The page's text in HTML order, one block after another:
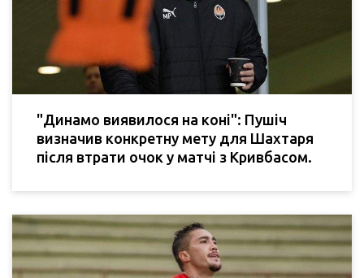
"Динамо виявилося на коні": Пушіч
визначив конкретну мету для Шахтаря
після втрати очок у матчі з Кривбасом.